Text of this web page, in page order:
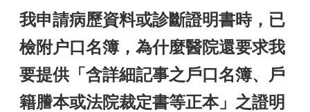
我申請病歷資料或診斷證明書時，已
檢附户口名簿，為什麼醫院還要求我
要提供「含詳細記事之戶口名簿、戶
籍謄本或法院裁定書等正本」之證明